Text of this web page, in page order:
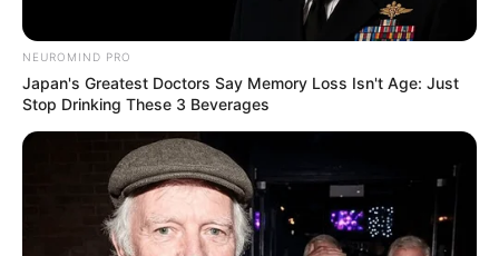
Pensando nisso, preparamos esse post para
mostrar como transformar aquele seu jeans
tudo é que, assim como a calça, a bolsa de jeans
também é muito versátil e prática para o dia a
Se você deseja saber todos os detalhes dessa
incrível dica de
reaproveitamento de roupas,
NEUROMIND PRO
Japan's Greatest Doctors Say Memory Loss Isn't Age: Just
Stop Drinking These 3 Beverages